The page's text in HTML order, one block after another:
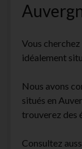
Services
Auto-édition
Ecriture
Actualités
A propos
Vous
idéalement
Nous avons
situés en
trouverez des
Consultez